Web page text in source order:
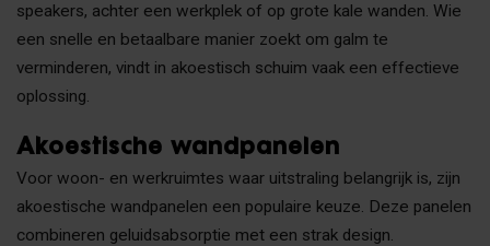
speakers, achter een werkplek of op grote kale wanden. Wie
een snelle en betaalbare manier zoekt om galm te
verminderen, vindt in akoestisch schuim vaak een effectieve
oplossing.
Akoestische wandpanelen
Voor woon- en werkruimtes waar uitstraling belangrijk is, zijn
akoestische wandpanelen een populaire keuze. Deze panelen
combineren geluidsabsorptie met een strak design.